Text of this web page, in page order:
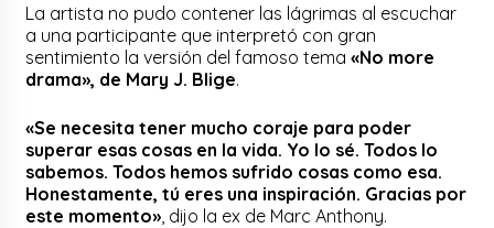
La artista no pudo contener las lágrimas al escuchar
a una participante que interpretó con gran
sentimiento la versión del famoso tema«No more
drama», de Mary J. Blige.
«Se necesita tener mucho coraje para poder
superar esas cosas en la vida. Yo lo sé. Todos lo
sabemos. Todos hemos sufrido cosas como esa.
Honestamente, tú eres una inspiración. Gracias por
este momento» , dijo la ex de Marc Anthony.